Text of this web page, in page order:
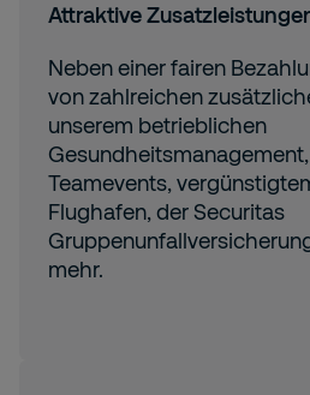
Attraktive
Neben einer fairen
von zahlreichen
unserem betrieblichen
Teamevents,
Flughafen, der Securitas
mehr.